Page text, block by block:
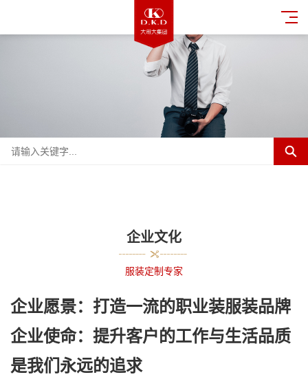
企业文化
服装定制专家
企业愿景：打造一流的职业装服装品牌
企业使命：提升客户的工作与生活品质
是我们永远的追求